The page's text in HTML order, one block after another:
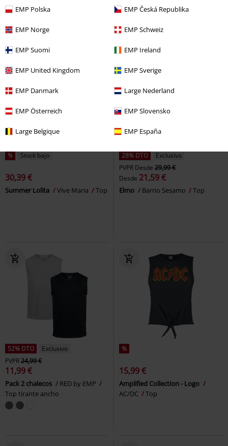
EMP Polska EMP Česká Republika
EMP Norge EMP Schweiz
EMP Suomi EMP Ireland
EMP United Kingdom EMP Sverige
EMP Danmark Large Nederland
EMP Österreich EMP Slovensko
Large Belgique EMP España
Motörhead
Top
% Stock bajo
30,39 €
Summer Lolita Vive Maria Top
28% DTO
Exclusivo
PVPR Desde 29,99 €
Desde 21,59 €
Elmo Barrio Sesamo Top
52% DTO
Exclusivo
PVPR24,99 €
11,99 €
Pack 2 chalecos
RED by EMP
Top tirante ancho
%
15,99 €
Amplified Collection - Logo
AC/DC
Top